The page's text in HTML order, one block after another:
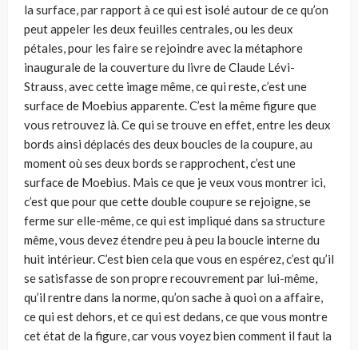
la surface, par rapport à ce qui est isolé autour de ce qu’on
peut appeler les deux feuilles centrales, ou les deux
pétales, pour les faire se rejoindre avec la métaphore
inaugurale de la couverture du livre de Claude Lévi-
Strauss, avec cette image même, ce qui reste, c’est une
surface de Moebius apparente. C’est la même figure que
vous retrouvez là. Ce qui se trouve en effet, entre les deux
bords ainsi déplacés des deux boucles de la coupure, au
moment où ses deux bords se rapprochent, c’est une
surface de Moebius. Mais ce que je veux vous montrer ici,
c’est que pour que cette double coupure se rejoigne, se
ferme sur elle-même, ce qui est impliqué dans sa structure
même, vous devez étendre peu à peu la boucle interne du
huit intérieur. C’est bien cela que vous en espérez, c’est qu’il
se satisfasse de son propre recouvrement par lui-même,
qu’il rentre dans la norme, qu’on sache à quoi on a affaire,
ce qui est dehors, et ce qui est dedans, ce que vous montre
cet état de la figure, car vous voyez bien comment il faut la